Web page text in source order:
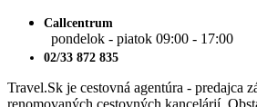
Callcentrum
pondelok - piatok 09:00 - 17:00
02/33 872 835
Travel.Sk je cestovná agentúra - predajca
renomovaných cestovných kancelárií.